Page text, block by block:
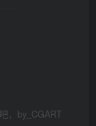
，by_CGART